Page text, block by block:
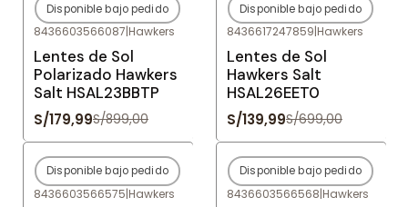
-80%OFF
Agotado
Disponible bajo pedido
8436603566087|Hawkers
Lentes de Sol
Polarizado Hawkers
Salt HSAL23BBTP
S/179,99S/899,00
-80%OFF
Agotado
Disponible bajo pedido
8436617247859|Hawkers
Lentes de Sol
Hawkers Salt
HSAL26EET0
S/139,99S/699,00
-80%OFF
Agotado
Disponible bajo pedido
8436603566575|Hawkers
-80%OFF
Agotado
Disponible bajo pedido
8436603566568|Hawkers